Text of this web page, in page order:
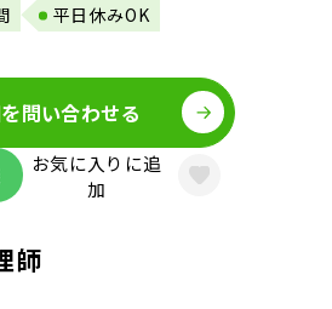
平日休みOK
問い合わせる
お気に入りに追
加
師